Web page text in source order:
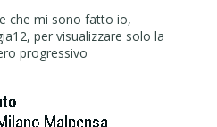
che mi sono fatto io,
per visualizzare solo la
progressivo